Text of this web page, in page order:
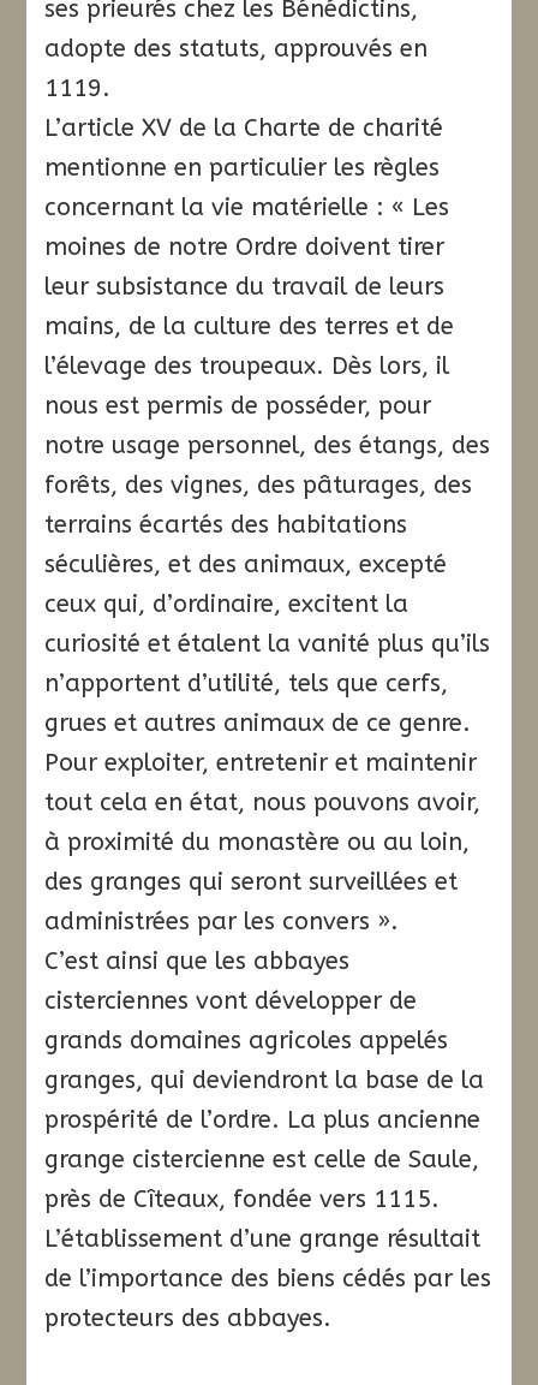
ses prieurés chez les Bénédictins,
adopte des statuts, approuvés en
1119.
L’article XV de la Charte de charité
mentionne en particulier les règles
concernant la vie matérielle : « Les
moines de notre Ordre doivent tirer
leur subsistance du travail de leurs
mains, de la culture des terres et de
l’élevage des troupeaux. Dès lors, il
nous est permis de posséder, pour
notre usage personnel, des étangs, des
forêts, des vignes, des pâturages, des
terrains écartés des habitations
séculières, et des animaux, excepté
ceux qui, d’ordinaire, excitent la
curiosité et étalent la vanité plus qu’ils
n’apportent d’utilité, tels que cerfs,
grues et autres animaux de ce genre.
Pour exploiter, entretenir et maintenir
tout cela en état, nous pouvons avoir,
à proximité du monastère ou au loin,
des granges qui seront surveillées et
administrées par les convers ».
C’est ainsi que les abbayes
cisterciennes vont développer de
grands domaines agricoles appelés
granges, qui deviendront la base de la
prospérité de l’ordre. La plus ancienne
grange cistercienne est celle de Saule,
près de Cîteaux, fondée vers 1115.
L’établissement d’une grange résultait
de l’importance des biens cédés par les
protecteurs des abbayes.